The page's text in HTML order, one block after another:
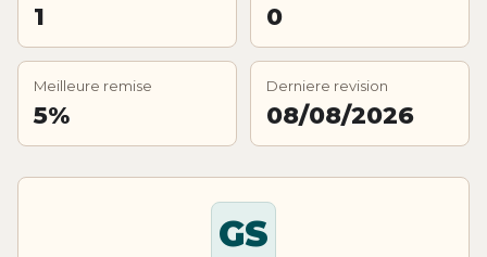
1 0
Meilleure remise
5%
Derniere revision
08/08/2026
GS